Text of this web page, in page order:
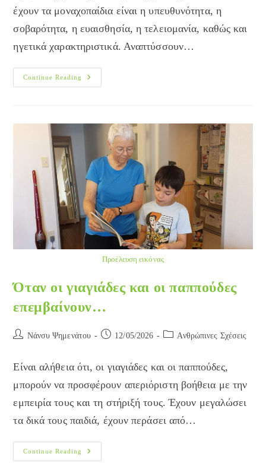
έχουν τα μοναχοπαίδια είναι η υπευθυνότητα, η
σοβαρότητα, η ευαισθησία, η τελειομανία, καθώς και
ηγετικά χαρακτηριστικά. Αναπτύσσουν…
Continue Reading
Μοναχοπαίδια:
Ολοένα
Προέλευση εικόνας
Όταν οι γιαγιάδες και οι παππούδες
επεμβαίνουν…
Post Νάνσυ Ψημενάτου
Post 12/05/2026
Post Ανθρώπινες Σχέσεις
Είναι αλήθεια ότι, οι γιαγιάδες και οι παππούδες,
μπορούν να προσφέρουν απεριόριστη βοήθεια με την
εμπειρία τους και τη στήριξή τους. Έχουν μεγαλώσει
τα δικά τους παιδιά, έχουν περάσει από…
Continue Reading
Όταν
Οι